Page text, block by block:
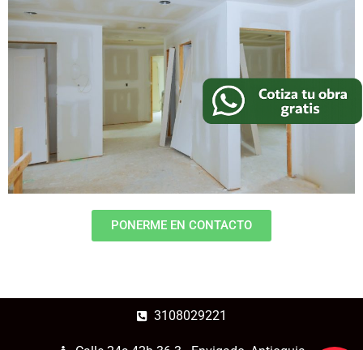
PONERME EN CONTACTO
3108029221